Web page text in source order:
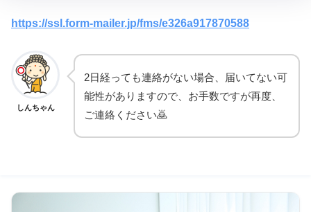
https://ssl.form-mailer.jp/fms/e326a917870588
しんちゃん
2日経っても連絡がない場合、届いてない可
能性がありますので、お手数ですが再度、
ご連絡ください🙇